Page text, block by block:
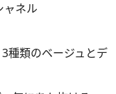
ャネル
種類のベージュとデ